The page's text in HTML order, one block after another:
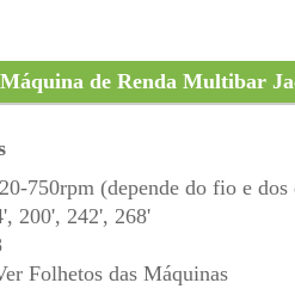
de Renda Multibar
750rpm (depende do fio e dos
200', 242', 268'
Folhetos das Máquinas